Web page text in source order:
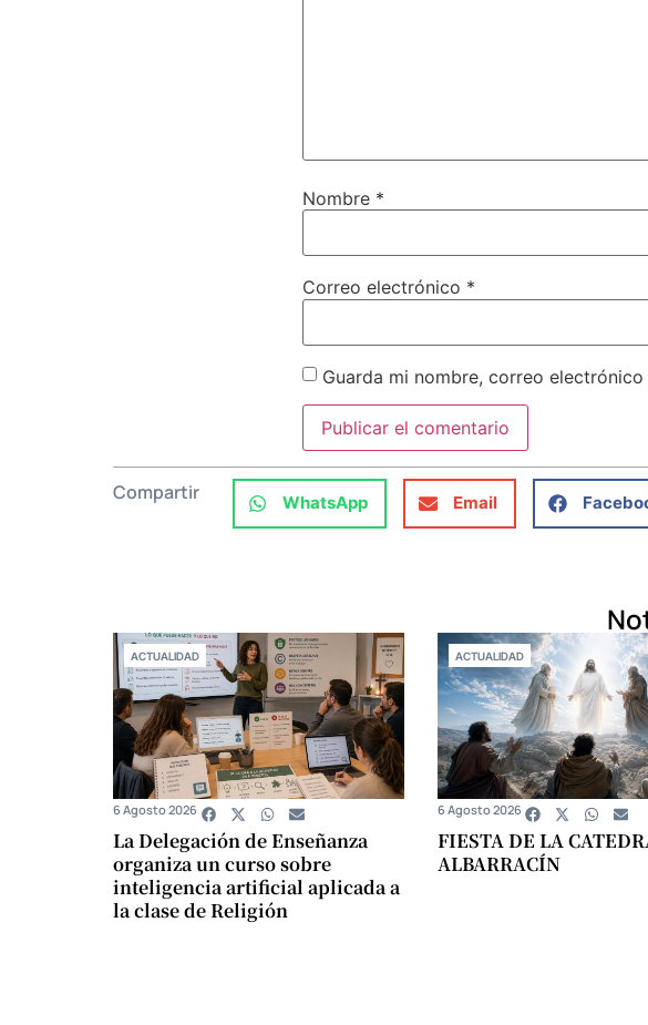
Nombre *
Correo electrónico *
Guarda mi nombre, correo
Compartir WhatsApp Email
ACTUALIDAD
La Delegación de Enseñanza
organiza un curso sobre
inteligencia artificial aplicada a
la clase de Religión
6 Agosto 2026
ACTUALIDAD
FIESTA DE LA
ALBARRACÍN
6 Agosto 2026